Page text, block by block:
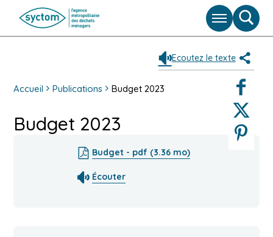
Menu
de
Ecoutez le texte
Twitter
Pinterest
Accueil Publications Budget 2023
Budget 2023
Budget - pdf (3.36 mo)
Écouter